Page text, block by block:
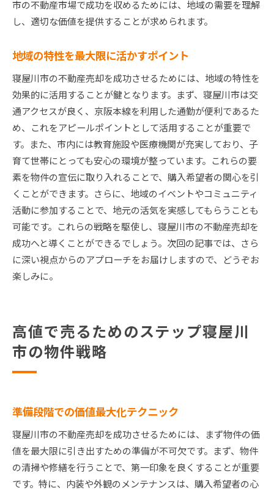
市の不動産市場で成功を収めるためには、地域の需要を理解
し、適切な価値を提供することが求められます。
地域の特性を最大限に活かすポイント
寝屋川市の不動産売却を成功させるためには、地域の特性を
効果的に活用することが鍵となります。まず、寝屋川市は交
通アクセスが良く、京阪本線を利用した通勤が便利であるた
め、これをアピールポイントとして活用することが重要で
す。また、市内には教育施設や医療機関が充実しており、子
育て世帯にとっても安心の環境が整っています。これらの要
素を物件の宣伝に取り入れることで、購入希望者の関心を引
くことができます。さらに、地域のイベントやコミュニティ
活動に参加することで、地元の活気を実感してもらうことも
可能です。これらの戦略を駆使し、寝屋川市の不動産売却を
成功へと導くことができるでしょう。次回の記事では、さら
に深い視点からのアプローチをお届けしますので、どうぞお
楽しみに。
高値で売るためのステップ寝屋川
市の物件戦略
準備段階での価値最大化テクニック
寝屋川市の不動産売却を成功させるためには、まず物件の価
値を最大限に引き出すための準備が不可欠です。まず、物件
の清掃や修繕を行うことで、第一印象を良くすることが重要
です。特に、内装や外観のメンテナンスは、購入希望者の心